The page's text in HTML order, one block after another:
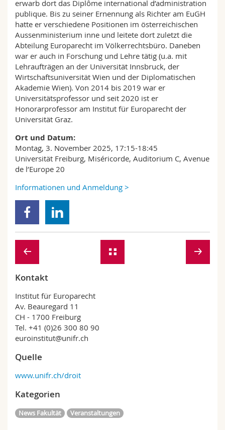
erwarb dort das Diplôme international d’administration
publique. Bis zu seiner Ernennung als Richter am EuGH
hatte er verschiedene Positionen im österreichischen
Aussenministerium inne und leitete dort zuletzt die
Abteilung Europarecht im Völkerrechtsbüro. Daneben
war er auch in Forschung und Lehre tätig (u.a. mit
Lehraufträgen an der Universität Innsbruck, der
Wirtschaftsuniversität Wien und der Diplomatischen
Akademie Wien). Von 2014 bis 2019 war er
Universitätsprofessor und seit 2020 ist er
Honorarprofessor am Institut für Europarecht der
Universität Graz.
Ort und Datum:
Montag, 3. November 2025, 17:15-18:45
Universität Freiburg, Miséricorde, Auditorium C, Avenue
de l’Europe 20
Informationen und Anmeldung >
Kontakt
Institut für Europarecht
Av. Beauregard 11
CH - 1700 Freiburg
Tel. +41 (0)26 300 80 90
euroinstitut@unifr.ch
Quelle
www.unifr.ch/droit
Kategorien
News Fakultät Veranstaltungen